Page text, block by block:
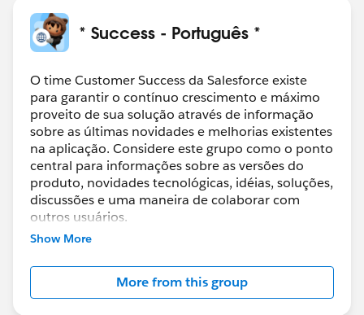
* Success - Português *
O time Customer Success da Salesforce existe
para garantir o contínuo crescimento e máximo
proveito de sua solução através de informação
sobre as últimas novidades e melhorias existentes
na aplicação. Considere este grupo como o ponto
central para informações sobre as versões do
produto, novidades tecnológicas, idéias, soluções,
discussões e uma maneira de colaborar com
outros usuários.
- Melhores práticas de mercado
- Demonstrações e webinars do produto
- Sugestões e documentação
Show More
More from this group